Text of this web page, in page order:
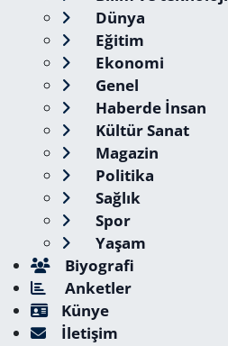
Dünya
Eğitim
Ekonomi
Genel
Haberde İnsan
Kültür Sanat
Magazin
Politika
Sağlık
Spor
Yaşam
Biyografi
Anketler
Künye
İletişim